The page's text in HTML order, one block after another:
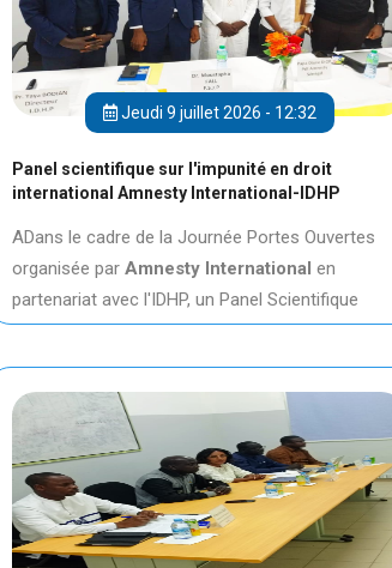
Jeudi 9 juillet 2026 - 12:32
Panel scientifique sur l'impunité en droit
international Amnesty International-IDHP
ADans le cadre de la Journée Portes Ouvertes
organisée par Amnesty International en
partenariat avec l'IDHP, un Panel Scientifique